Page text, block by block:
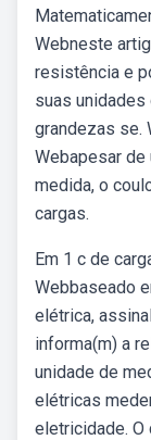
Webneste
resistência e
suas unidades
grandezas se.
Webapesar
medida, o
cargas.
Em 1 c de
Webbaseado
elétrica,
informa(m) a
unidade de
elétricas
eletricidade. O